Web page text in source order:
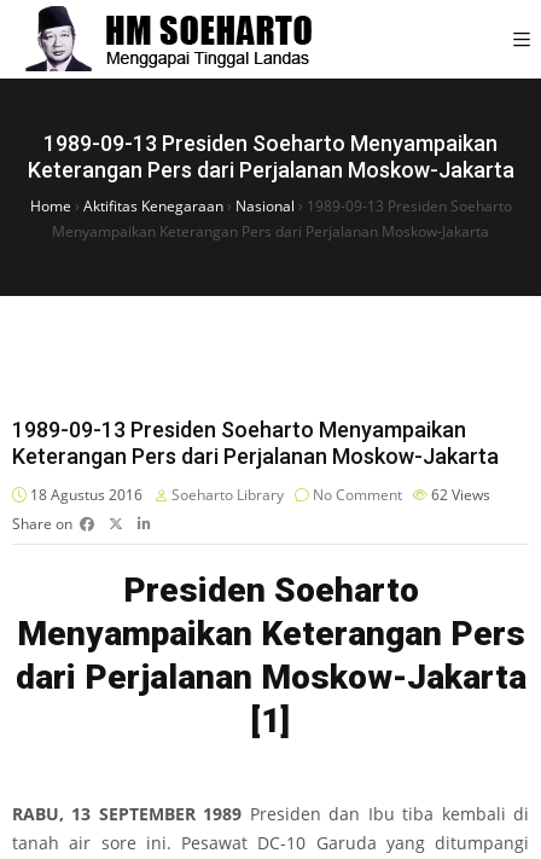
1989-09-13 Presiden Soeharto Menyampaikan
Keterangan Pers dari Perjalanan Moskow-Jakarta
Home › Aktifitas Kenegaraan› Nasional › 1989-09-13 Presiden Soeharto
Menyampaikan Keterangan Pers dari Perjalanan Moskow-Jakarta
1989-09-13 Presiden Soeharto Menyampaikan
Keterangan Pers dari Perjalanan Moskow-Jakarta
18 Agustus 2016 Soeharto Library No Comment 62Views
Share on
Presiden Soeharto
Menyampaikan Keterangan Pers
dari Perjalanan Moskow-Jakarta
[1]
RABU, 13 SEPTEMBER 1989 Presiden dan Ibu tiba kembali di
tanah air sore ini. Pesawat DC-10 Garuda yang ditumpangi